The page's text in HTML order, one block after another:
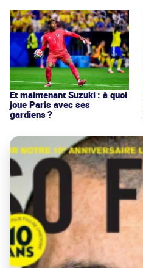
Et maintenant Suzuki : à quoi
joue Paris avec ses
gardiens ?